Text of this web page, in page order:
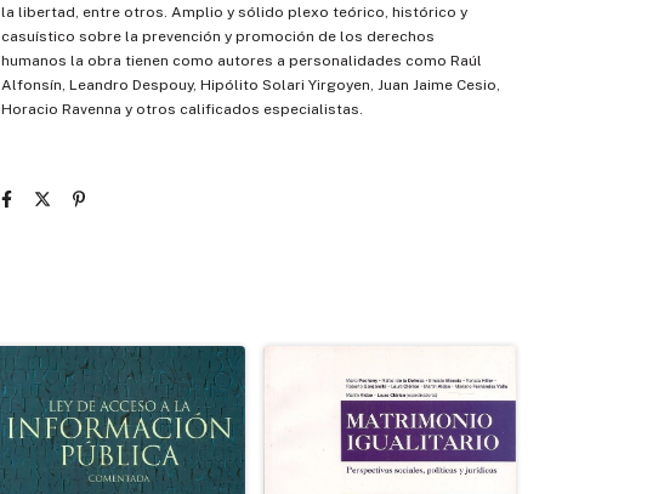
la libertad, entre otros. Amplio y sólido plexo teórico, histórico y
casuístico sobre la prevención y promoción de los derechos
humanos la obra tienen como autores a personalidades como Raúl
Alfonsín, Leandro Despouy, Hipólito Solari Yirgoyen, Juan Jaime Cesio,
Horacio Ravenna y otros calificados especialistas.